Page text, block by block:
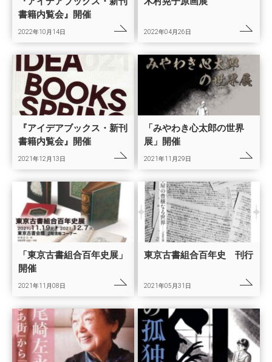
書籍内覧会』開催
2022年10月14日 2022年04月26日
『アイデアブックス・新刊
書籍内覧会』開催
2021年12月13日
「みやわき心太郎の世界
展」開催
2021年11月29日
「東京古書組合百年史展」
開催
2021年11月08日
東京古書組合百年史 刊行
2021年05月31日